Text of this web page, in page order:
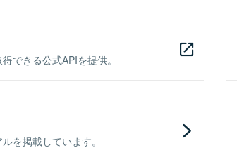
できる公式APIを提供。
を掲載しています。